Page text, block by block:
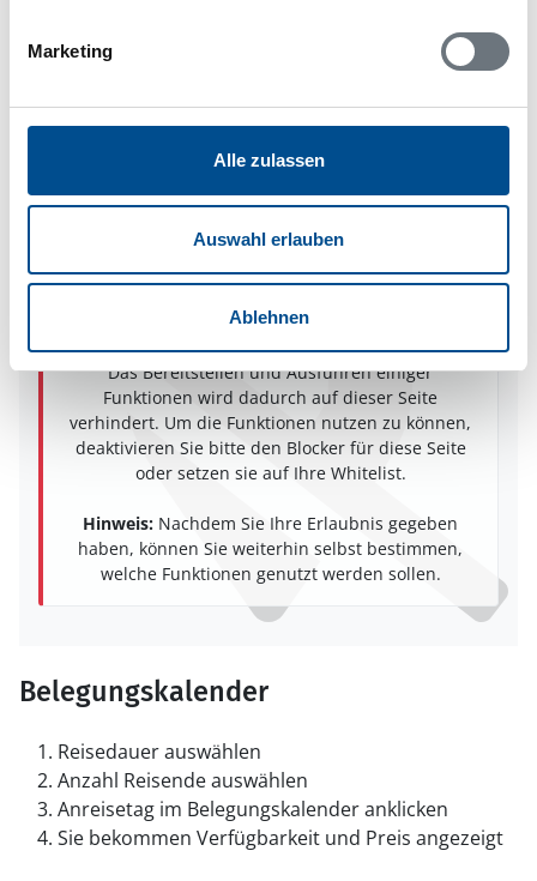
Marketing
Alle zulassen
Auswahl erlauben
Ablehnen
Adresse
Sonatvägen 5254
In Ihrem Browser scheint ein
Das Bereitstellen und Ausführen einiger
Funktionen wird dadurch auf dieser Seite
verhindert. Um die Funktionen nutzen zu können,
deaktivieren Sie bitte den Blocker für diese Seite
oder setzen sie auf Ihre Whitelist.
Hinweis: Nachdem Sie Ihre Erlaubnis gegeben
haben, können Sie weiterhin selbst bestimmen,
welche Funktionen genutzt werden sollen.
Belegungskalender
Reisedauer auswählen
Anzahl Reisende auswählen
Anreisetag im Belegungskalender anklicken
Sie bekommen Verfügbarkeit und Preis angezeigt